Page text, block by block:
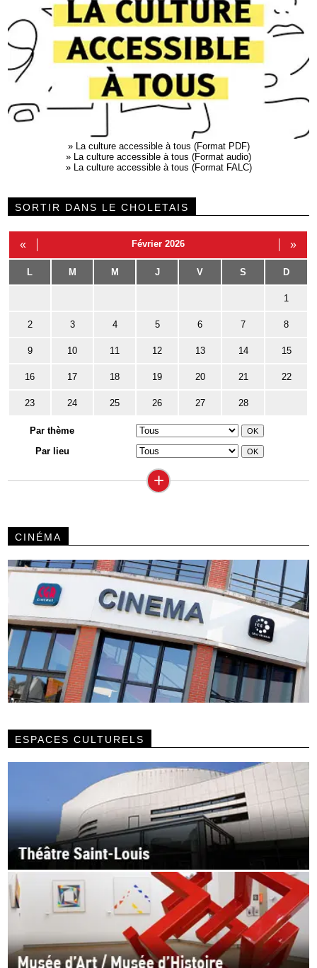
» La culture accessible à tous (Format PDF)
» La culture accessible à tous (Format audio)
» La culture accessible à tous (Format FALC)
SORTIR DANS LE CHOLETAIS
« Février 2026 »
L M M J V S D
1
2 3 4 5 6 7 8
9 10 11 12 13 14 15
16 17 18 19 20 21 22
23 24 25 26 27 28
Par thème
Par lieu
+
CINÉMA
ESPACES CULTURELS